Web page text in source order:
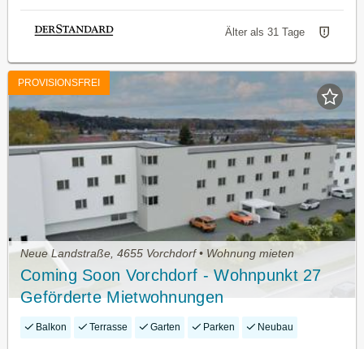
Älter als 31 Tage
PROVISIONSFREI
Neue Landstraße, 4655 Vorchdorf • Wohnung mieten
Coming Soon Vorchdorf - Wohnpunkt 27
Geförderte Mietwohnungen
Balkon Terrasse Garten Parken Neubau